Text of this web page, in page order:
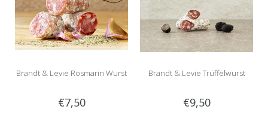
Brandt & Levie Rosmarin Wurst
€7,50
Brandt & Levie Trüffelwurst
€9,50